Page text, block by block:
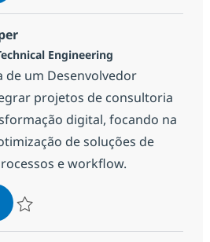
Engineering
de um Desenvolvedor
projetos de consultoria
digital, focando na
de soluções de
e workflow.
Developer